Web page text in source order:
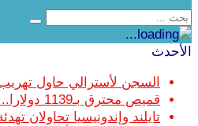
الأحدث
السجن لأسترالي حاول
قميص محترق بـ1139 دولارا.. هل تفقد الموضة عقلها؟
تايلند وإندونيسيا تحاولان